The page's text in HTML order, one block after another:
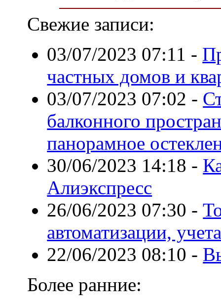
Свежие записи:
03/07/2023 07:11 -
частных домов и
03/07/2023 07:02 -
балконного
панорамное
30/06/2023 14:18 -
Алиэкспресс
26/06/2023 07:30 -
автоматизации,
22/06/2023 08:10 -
Более ранние: